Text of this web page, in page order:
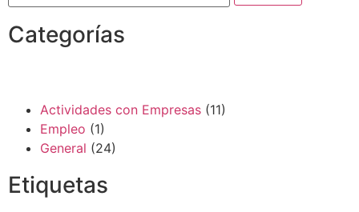
Categorías
Actividades con Empresas (11)
Empleo (1)
General (24)
Etiquetas